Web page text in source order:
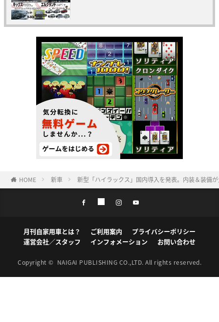
HOME 新車 新型「ハイラックス」国内導入を発表。内装＆装備
月刊自家用車とは？ ご利用案内
プライバシーポリシー
運営会社／スタッフ
インフォメーション お問い合わせ
Copyright © NAIGAI PUBLISHING CO.,LTD. All rights reserved.